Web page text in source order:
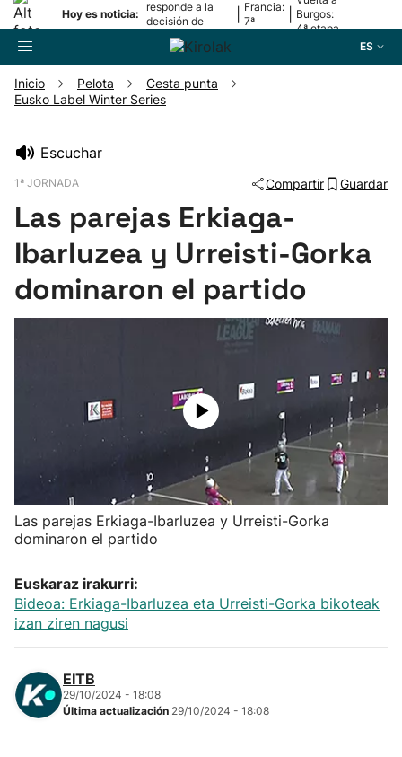
Hoy es noticia:
responde a la
decisión de
Oriamendi
Francia:
7ª
Burgos:
4ª etapa
ES
Fútbol
Pelota
Remo
Herri-kirolak
Balonmano
Kirolak 360
Atletismo
Carreras de montaña
Más deportes
Inicio Pelota
Cesta punta
Eusko Label Winter Series
Escuchar
1ª JORNADA Compartir Guardar
Las parejas Erkiaga-
Ibarluzea y Urreisti-Gorka
dominaron el partido
Las parejas Erkiaga-Ibarluzea y Urreisti-Gorka
dominaron el partido
Euskaraz irakurri:
Bideoa: Erkiaga-Ibarluzea eta Urreisti-Gorka bikoteak
izan ziren nagusi
EITB
29/10/2024 - 18:08
Última actualización 29/10/2024 - 18:08